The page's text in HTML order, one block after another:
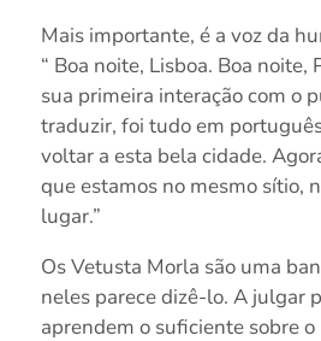
Mais importante, é a voz da
“ Boa noite, Lisboa. Boa noite,
sua primeira interação com o
traduzir, foi tudo em
voltar a esta bela cidade.
que estamos no mesmo sítio,
lugar.”
Os Vetusta Morla são uma
neles parece dizê-lo. A julgar
aprendem o suficiente sobre